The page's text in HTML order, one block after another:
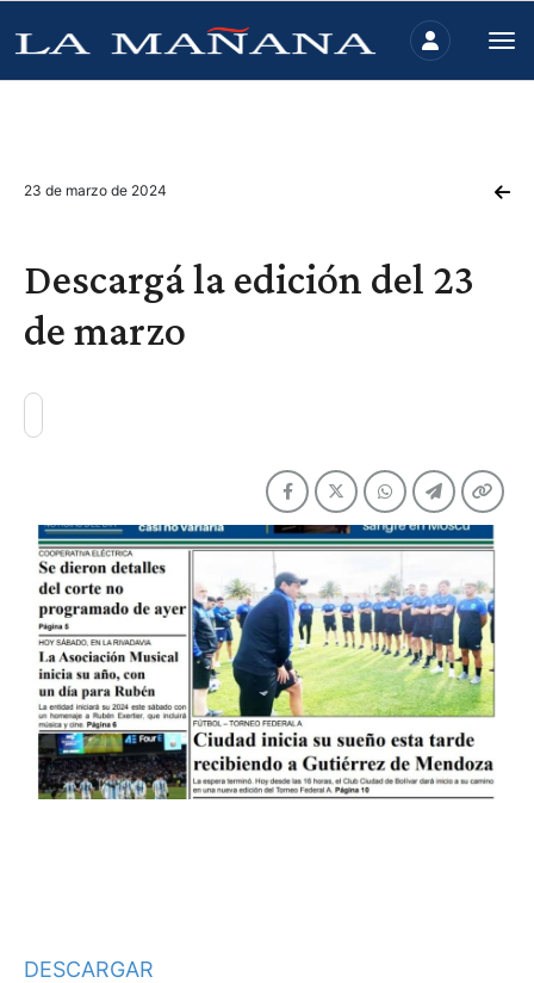
23 de marzo de 2024
Descargá la edición del 23
de marzo
DESCARGAR